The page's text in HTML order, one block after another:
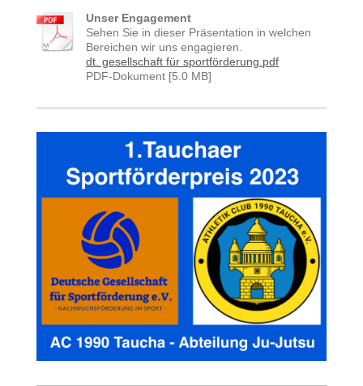
Unser Engagement
Sehen Sie in dieser Präsentation in welchen
Bereichen wir uns engagieren.
dt. gesellschaft für sportförderung.pdf
PDF-Dokument [5.0 MB]